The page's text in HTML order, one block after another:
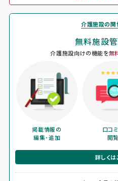
介護施設の関
無料施設
介護施設向けの機能を無
掲載情報の
編集･追加
口コ
閲覧
詳しくは